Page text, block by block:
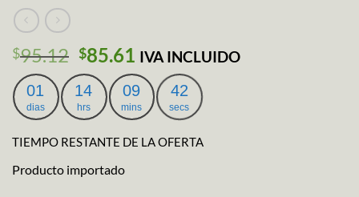
$95.12 El
precio
original
era:
$85.61 El
precio
actual
es:
IVA INCLUIDO
01
dias
14
hrs
09
mins
41
secs
TIEMPO RESTANTE DE LA OFERTA
Producto importado